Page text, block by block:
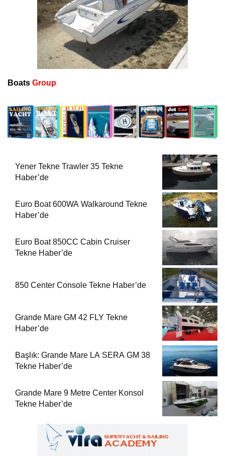
Boats Group
Yener Tekne Trawler 35 Tekne
Haber’de
Euro Boat 600WA Walkaround Tekne
Haber’de
Euro Boat 850CC Cabin Cruiser
Tekne Haber’de
850 Center Console Tekne Haber’de
Grande Mare GM 42 FLY Tekne
Haber’de
Başlık: Grande Mare LA SERA GM 38
Tekne Haber’de
Grande Mare 9 Metre Center Konsol
Tekne Haber’de